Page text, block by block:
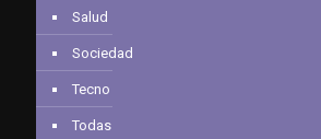
Salud
Sociedad
Tecno
Todas